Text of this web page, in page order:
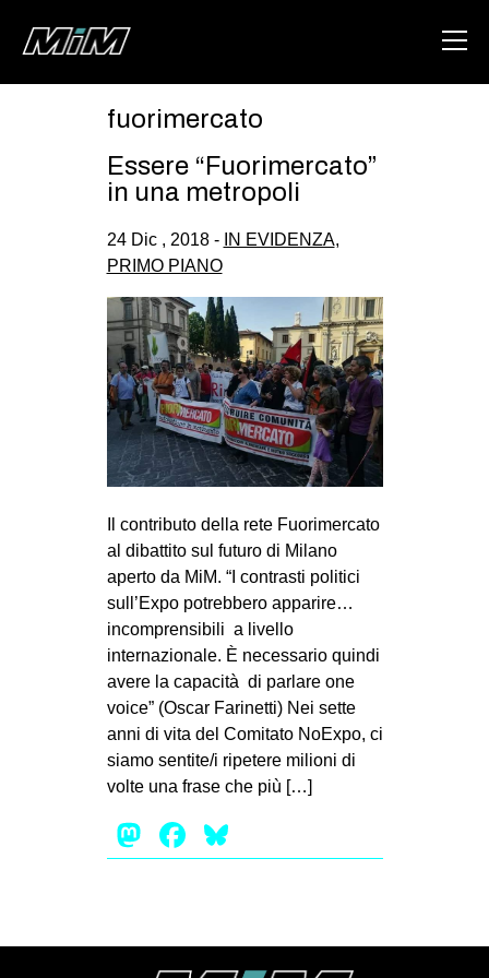
ABOUT
AREA
DEGENERAZIONE
GAZA FREESTYLE
CSOA LAMBRETTA
MSM
STUDENTI TSUNAMI
ZAM
SPAZI
SPORT POPOLARE
MOVIMENTI
AMBIENTE
ANTIFASCISMO
DIRITTO ALL’ABITARE
MIGRAZIONI
fuorimercato
Essere “Fuorimercato”
in una metropoli
24 Dic , 2018 - IN EVIDENZA,
PRIMO PIANO
Il contributo della rete Fuorimercato
al dibattito sul futuro di Milano
aperto da MiM. “I contrasti politici
sull’Expo potrebbero apparire…
incomprensibili a livello
internazionale. È necessario quindi
avere la capacità di parlare one
voice” (Oscar Farinetti) Nei sette
anni di vita del Comitato NoExpo, ci
siamo sentite/i ripetere milioni di
volte una frase che più […]
Mastodon
Facebook